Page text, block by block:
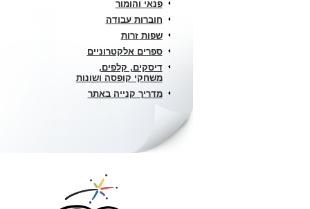
פנאי והומור
חוברות עבודה
שפות זרות
ספרים אלקטרוניים
דיסקים, קלפים,
משחקי קופסה ושונות
מדריך קנייה באתר